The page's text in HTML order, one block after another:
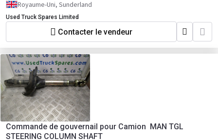
1323 / 1823
Royaume-Uni, Sunderland
Used Truck Spares Limited
Contacter le vendeur
Commande de gouvernail pour Camion MAN TGL
STEERING COLUMN SHAFT